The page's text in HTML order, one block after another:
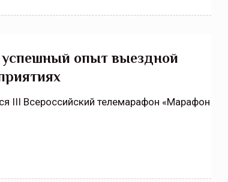
опыт выездной
III Всероссийский телемарафон «Марафон